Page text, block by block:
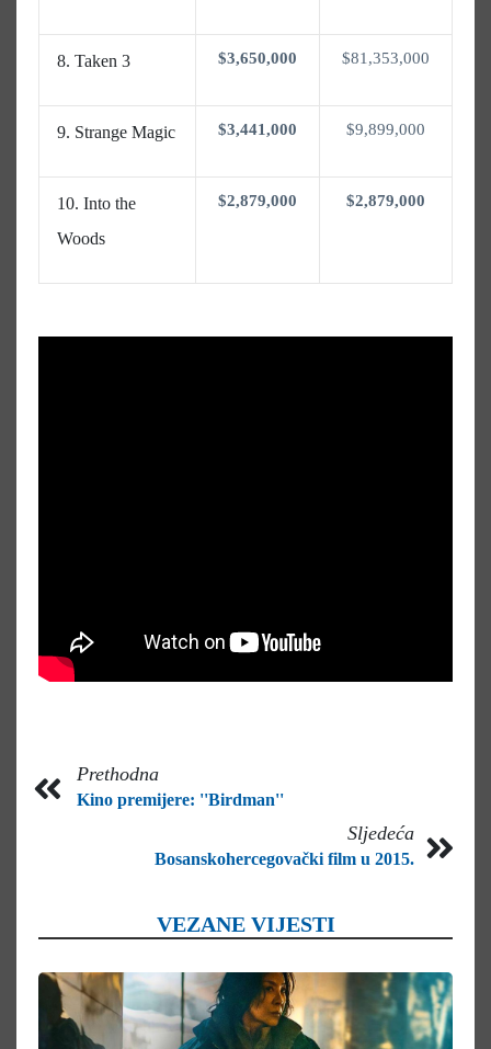
Taken 3 $3,650,000 $81,353,000
Strange Magic $3,441,000 $9,899,000
Into the
Woods
$2,879,000 $2,879,000
Prethodna
Kino premijere: ''Birdman''
Sljedeća
Bosanskohercegovački film u 2015.
VEZANE VIJESTI